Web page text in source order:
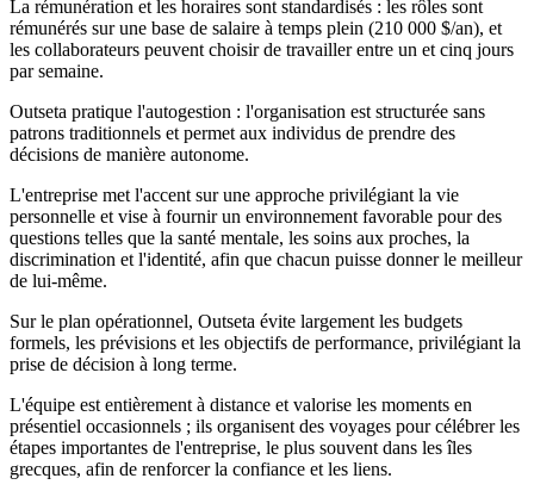
La rémunération et les horaires sont standardisés : les rôles sont
rémunérés sur une base de salaire à temps plein (210 000 $/an), et
les collaborateurs peuvent choisir de travailler entre un et cinq jours
par semaine.
Outseta pratique l'autogestion : l'organisation est structurée sans
patrons traditionnels et permet aux individus de prendre des
décisions de manière autonome.
L'entreprise met l'accent sur une approche privilégiant la vie
personnelle et vise à fournir un environnement favorable pour des
questions telles que la santé mentale, les soins aux proches, la
discrimination et l'identité, afin que chacun puisse donner le meilleur
de lui-même.
Sur le plan opérationnel, Outseta évite largement les budgets
formels, les prévisions et les objectifs de performance, privilégiant la
prise de décision à long terme.
L'équipe est entièrement à distance et valorise les moments en
présentiel occasionnels ; ils organisent des voyages pour célébrer les
étapes importantes de l'entreprise, le plus souvent dans les îles
grecques, afin de renforcer la confiance et les liens.